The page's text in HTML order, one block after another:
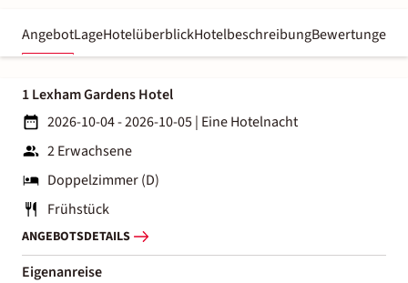
AngebotLageHotelüberblickHotelbeschreibungBewertungen
1 Lexham Gardens Hotel
2026-10-04 - 2026-10-05| Eine Hotelnacht
2 Erwachsene
Doppelzimmer (D)
Frühstück
ANGEBOTSDETAILS
Eigenanreise